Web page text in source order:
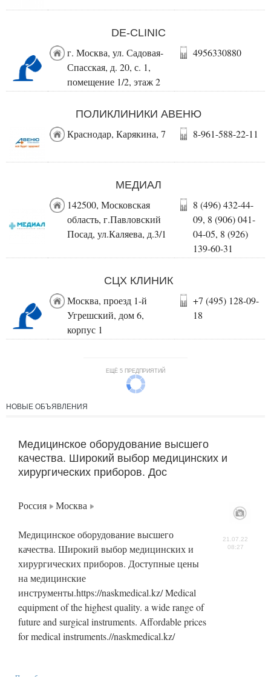
DE-CLINIC
г. Москва, ул. Садовая-
Спасская, д. 20, с. 1,
помещение 1/2, этаж 2
4956330880
ПОЛИКЛИНИКИ АВЕНЮ
Краснодар, Карякина, 7 8-961-588-22-11
МЕДИАЛ
142500, Московская
область, г.Павловский
Посад, ул.Каляева, д.3/1
8 (496) 432-44-
09, 8 (906) 041-
04-05, 8 (926)
139-60-31
СЦХ КЛИНИК
Москва, проезд 1-й
Угрешский, дом 6,
корпус 1
+7 (495) 128-09-
18
ЕЩЁ 5 ПРЕДПРИЯТИЙ
НОВЫЕ ОБЪЯВЛЕНИЯ
Медицинское оборудование высшего
качества. Широкий выбор медицинских и
хирургических приборов. Дос
Россия Москва
Медицинское оборудование высшего
качества. Широкий выбор медицинских и
хирургических приборов. Доступные цены
на медицинские
инструменты.https://naskmedical.kz/ Medical
equipment of the highest quality. a wide range of
future and surgical instruments. Affordable prices
for medical instruments.//naskmedical.kz/
21.07.22
08:27